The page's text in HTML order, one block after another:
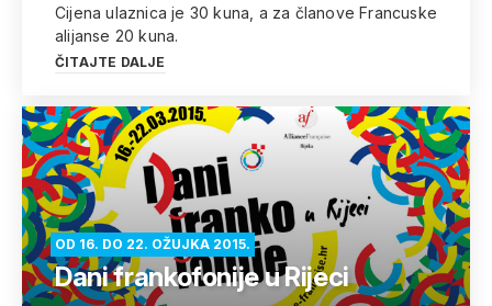
Cijena ulaznica je 30 kuna, a za članove Francuske
alijanse 20 kuna.
ČITAJTE DALJE
OD 16. DO 22. OŽUJKA 2015.
Dani frankofonije u Rijeci